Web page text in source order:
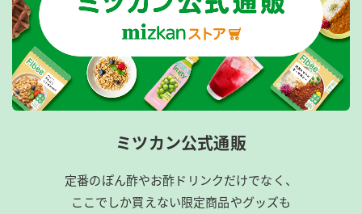
ミツカン公式通販
定番のぽん酢やお酢ドリンクだけでなく、
ここでしか買えない限定商品やグッズも